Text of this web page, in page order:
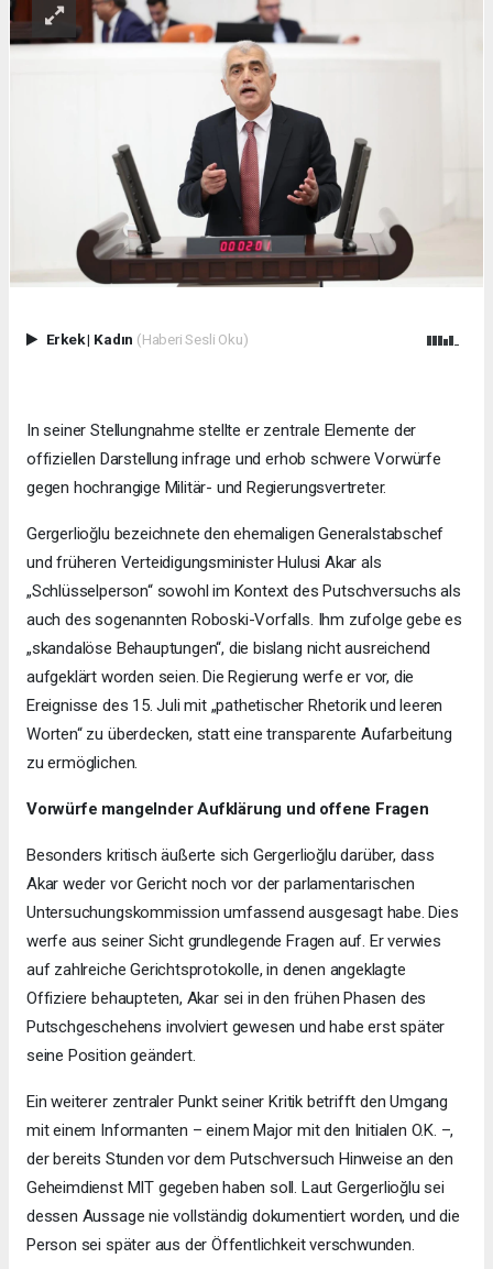
Erkek| Kadın (Haberi Sesli Oku)
In seiner Stellungnahme stellte er zentrale Elemente der
offiziellen Darstellung infrage und erhob schwere Vorwürfe
gegen hochrangige Militär- und Regierungsvertreter.
Gergerlioğlu bezeichnete den ehemaligen Generalstabschef
und früheren Verteidigungsminister Hulusi Akar als
„Schlüsselperson“ sowohl im Kontext des Putschversuchs als
auch des sogenannten Roboski-Vorfalls. Ihm zufolge gebe es
„skandalöse Behauptungen“, die bislang nicht ausreichend
aufgeklärt worden seien. Die Regierung werfe er vor, die
Ereignisse des 15. Juli mit „pathetischer Rhetorik und leeren
Worten“ zu überdecken, statt eine transparente Aufarbeitung
zu ermöglichen.
Vorwürfe mangelnder Aufklärung und offene Fragen
Besonders kritisch äußerte sich Gergerlioğlu darüber, dass
Akar weder vor Gericht noch vor der parlamentarischen
Untersuchungskommission umfassend ausgesagt habe. Dies
werfe aus seiner Sicht grundlegende Fragen auf. Er verwies
auf zahlreiche Gerichtsprotokolle, in denen angeklagte
Offiziere behaupteten, Akar sei in den frühen Phasen des
Putschgeschehens involviert gewesen und habe erst später
seine Position geändert.
Ein weiterer zentraler Punkt seiner Kritik betrifft den Umgang
mit einem Informanten – einem Major mit den Initialen O.K. –,
der bereits Stunden vor dem Putschversuch Hinweise an den
Geheimdienst MIT gegeben haben soll. Laut Gergerlioğlu sei
dessen Aussage nie vollständig dokumentiert worden, und die
Person sei später aus der Öffentlichkeit verschwunden.